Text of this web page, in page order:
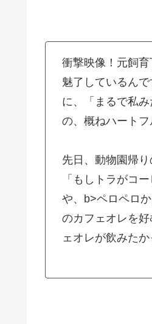
衝撃映像！元飼
魅了しているん
に、「まるで私
の、概ねハートフ
先日、動物園帰
「もしトラがコ
や、b>ペロペロ
のカフェオレを
ェオレが飲みた